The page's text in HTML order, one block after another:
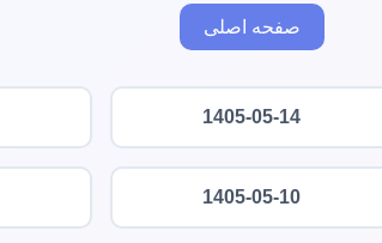
صفحه اصلی
1405-05-14
1405-05-10